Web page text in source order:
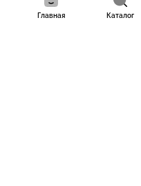
Главная Каталог